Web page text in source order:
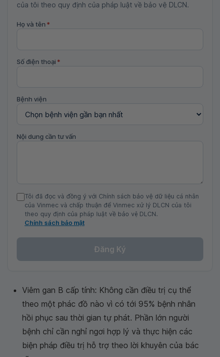
của tôi theo quy định của pháp luật về bảo vệ DLCN.
Họ và tên *
Số điện thoại *
Bệnh viện
Nội dung cần tư vấn
Tôi đã đọc và đồng ý với Chính sách bảo vệ dữ liệu cá nhân
của Vinmec và chấp thuận để Vinmec xử lý DLCN của tôi
theo quy định của pháp luật về bảo vệ DLCN.
Chính sách bảo mật
Đăng Ký
Viêm gan B cấp tính: Không cần điều trị cụ thể
theo một phác đồ nào vì có tới 95% bệnh nhân
hồi phục sau thời gian tự phát. Phần lớn người
bệnh chỉ cần nghỉ ngơi hợp lý và thực hiện các
biện pháp điều trị hỗ trợ theo lời khuyên của bác